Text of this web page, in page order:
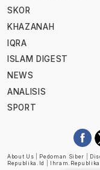
SKOR
KHAZANAH
IQRA
ISLAM DIGEST
NEWS
ANALISIS
SPORT
About Us Pedoman Siber
Republika.id